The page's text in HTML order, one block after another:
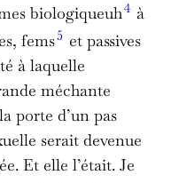
biologiqueuh4 à
fems5 et passives
à laquelle
méchante
porte d’un pas
serait devenue
Et elle l’était. Je